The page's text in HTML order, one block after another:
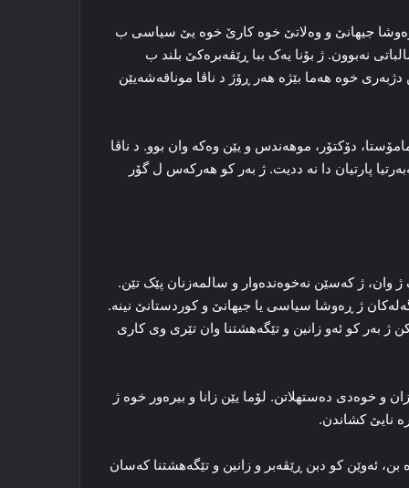
جیهانێ و وه‌لاتێ خوه‌ کارێ خوه‌ یێ سیاسی ب
نەبوون. ژ بۆنا یه‌ک ببا ڕێڤه‌بره‌کێ بلند ب
خوه‌ هه‌ما بێژه‌ هه‌ر ڕۆژ د ناڤا موناقه‌شه‌یێن
دۆکتۆر، موهه‌ندس و یێن وه‌که‌ وان بوو. د ناڤا
پارتیان دا نه‌ ددیت. ژ به‌ر کو هه‌رکه‌س ل گۆر
ژ وان، ژ که‌سێن نه‌خوه‌ندەوار و سالمه‌زنان پێک تێن.
ژ به‌ر کو ئه‌و زانین و تێگەهشتنا وان تێری وی کاری
و خوه‌دی ده‌ستهلاتن. لۆما یێن زانا و بیره‌ور خوه‌ ژ
نایێ کشاندن.
ئه‌وێن کو دبن ڕێڤه‌بر و زانین و تێگەهشتنا که‌سان